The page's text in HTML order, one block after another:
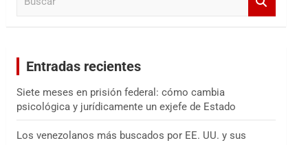
Entradas recientes
Siete meses en prisión federal: cómo cambia
psicológica y jurídicamente un exjefe de Estado
Los venezolanos más buscados por EE. UU. y sus